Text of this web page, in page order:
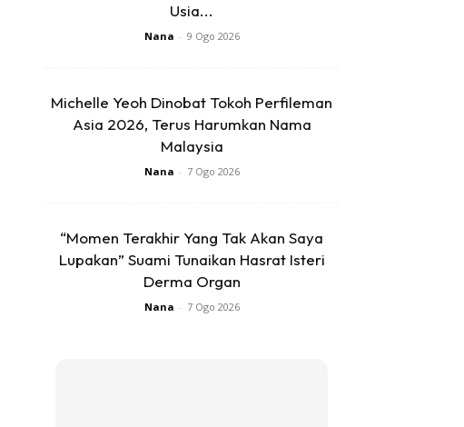
Usia...
Nana - 9 Ogo 2026
Michelle Yeoh Dinobat Tokoh Perfileman
Asia 2026, Terus Harumkan Nama
Malaysia
Nana - 7 Ogo 2026
“Momen Terakhir Yang Tak Akan Saya
Lupakan” Suami Tunaikan Hasrat Isteri
Derma Organ
Nana - 7 Ogo 2026